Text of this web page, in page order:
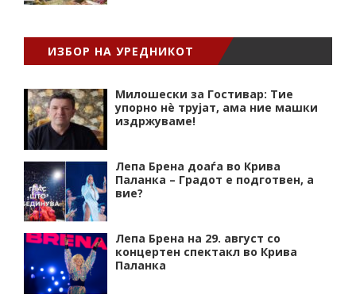
ИЗБОР НА УРЕДНИКОТ
Милошески за Гостивар: Тие
упорно нѐ трујат, ама ние машки
издржуваме!
Лепа Брена доаѓа во Крива
Паланка – Градот е подготвен, а
вие?
Лепа Брена на 29. август со
концертен спектакл во Крива
Паланка